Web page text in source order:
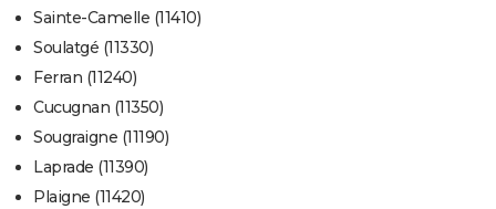
Sainte-Camelle (11410)
Soulatgé (11330)
Ferran (11240)
Cucugnan (11350)
Sougraigne (11190)
Laprade (11390)
Plaigne (11420)